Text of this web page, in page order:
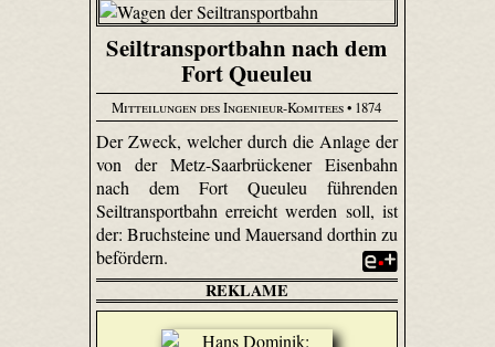
Seiltransportbahn nach dem
Fort Queuleu
Mitteilungen des Ingenieur-Komitees• 1874
Der Zweck, welcher durch die Anlage der
von der Metz-Saar­brücke­ner Eisenbahn
nach dem Fort Queuleu führenden
Seiltransportbahn erreicht werden soll, ist
der: Bruchsteine und Mauersand dorthin zu
befördern.
REKLAME